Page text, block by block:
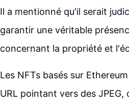
Il a mentionné qu'il serait
garantir une véritable
concernant la propriété et
Les NFTs basés sur
URL pointant vers des